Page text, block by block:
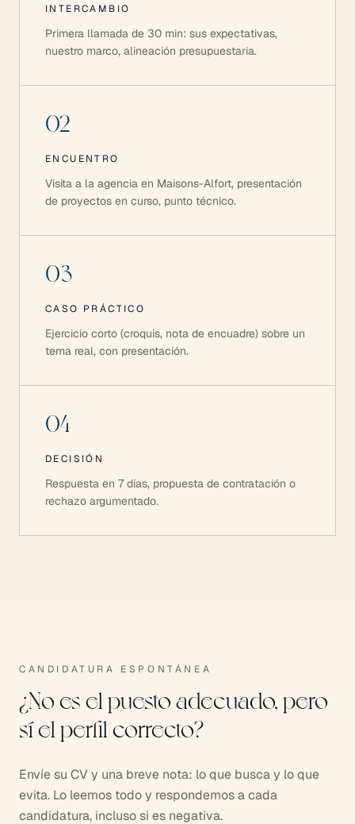
INTERCAMBIO
Primera llamada de 30 min: sus expectativas,
nuestro marco, alineación presupuestaria.
02
ENCUENTRO
Visita a la agencia en Maisons-Alfort, presentación
de proyectos en curso, punto técnico.
03
CASO PRÁCTICO
Ejercicio corto (croquis, nota de encuadre) sobre un
tema real, con presentación.
04
DECISIÓN
Respuesta en 7 días, propuesta de contratación o
rechazo argumentado.
CANDIDATURA ESPONTÁNEA
¿No es el puesto adecuado, pero
sí el perfil correcto?
Envíe su CV y una breve nota: lo que busca y lo que
evita. Lo leemos todo y respondemos a cada
candidatura, incluso si es negativa.